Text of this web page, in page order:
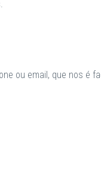
ou email, que nos é